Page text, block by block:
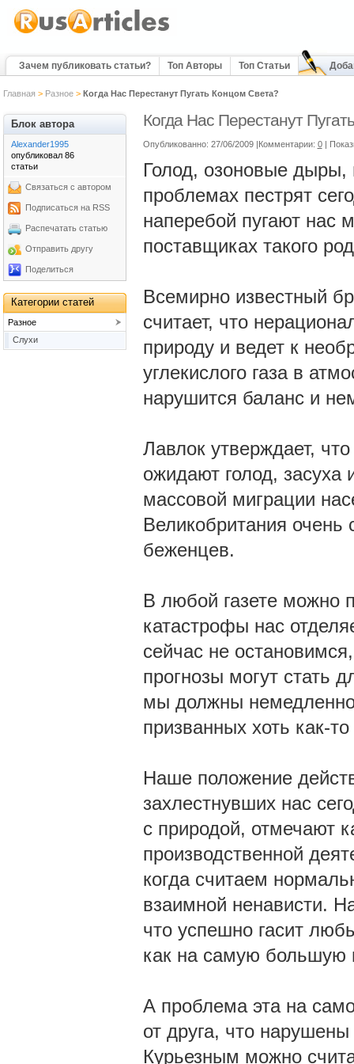
Зачем публиковать статьи? Топ Авторы Топ Статьи
Главная > Разное> Когда Нас Перестанут Пугать Концом Света?
Когда Нас Перестанут
Опубликованно: 27/06/2009 |Комментарии: 0 |
Голод, озоновые дыры,
проблемах пестрят
наперебой пугают нас
поставщиках такого
Всемирно известный
считает, что
природу и ведет к
углекислого газа в
нарушится баланс и
Лавлок утверждает,
ожидают голод, засуха
массовой миграции
Великобритания очень
беженцев.
В любой газете можно
катастрофы нас
сейчас не
прогнозы могут стать
мы должны
призванных хоть как-
Наше положение
захлестнувших нас
с природой, отмечают
производственной
когда считаем
взаимной ненависти.
что успешно гасит
как на самую
А проблема эта на
от друга, что
Курьезным можно
Блок автора
Alexander1995
опубликовал 86
статьи
Связаться с автором
Подписаться на RSS
Распечатать статью
Отправить другу
Поделиться
Категории статей
Разное
Слухи